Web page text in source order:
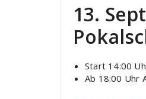
13.
Start 14:00
Ab 18:00 Uhr